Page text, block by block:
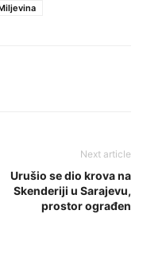
Next article
Urušio se dio krova na
Skenderiji u Sarajevu,
prostor ograđen